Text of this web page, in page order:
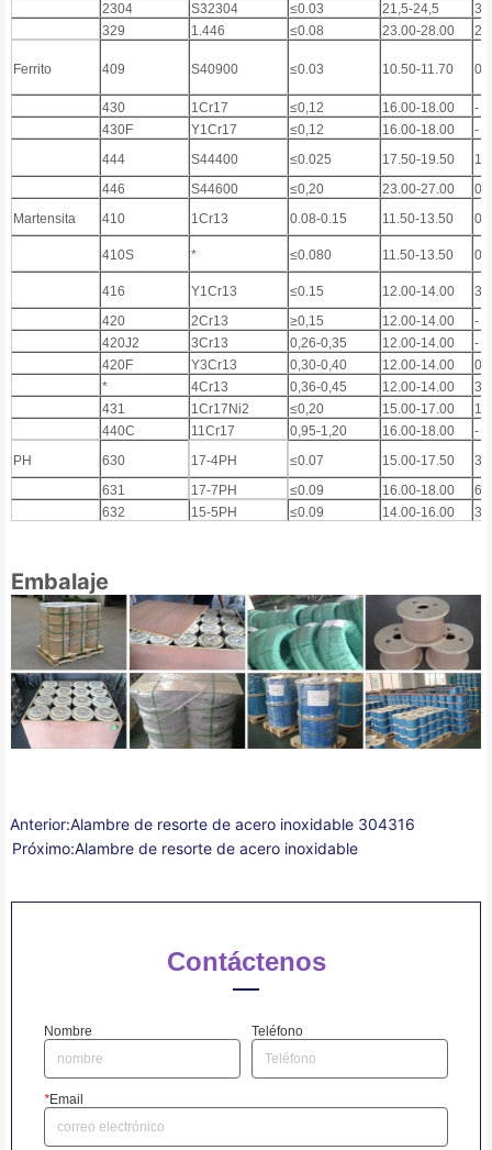
2304
S32304 ≤0.03 21,5-24,5
329
1.446 ≤0.08 23.00-28.00
Ferrito 409 S40900 ≤0.03 10.50-11.70
430 1Cr17 ≤0,12 16.00-18.00
-
430F
Y1Cr17 ≤0,12 16.00-18.00
-
444
S44400 ≤0.025 17.50-19.50
1
446
S44600 ≤0,20 23.00-27.00
Martensita
410 1Cr13 0.08-0.15 11.50-13.50
410S * ≤0.080 11.50-13.50
416 Y1Cr13 ≤0.15 12.00-14.00
3)
420
2Cr13 ≥0,15 12.00-14.00
-
420J2
3Cr13 0,26-0,35 12.00-14.00
-
420F
Y3Cr13 0,30-0,40 12.00-14.00
*
4Cr13 0,36-0,45 12.00-14.00
3)
431
1Cr17Ni2 ≤0,20 15.00-17.00
440C
11Cr17 0,95-1,20 16.00-18.00
-
PH
630 17-4PH ≤0.07 15.00-17.50
631
17-7PH ≤0.09 16.00-18.00
632
15-5PH ≤0.09 14.00-16.00
Embalaje
Anterior:Alambre de resorte de acero inoxidable 304316
Próximo:Alambre de resorte de acero inoxidable
Contáctenos
Nombre Teléfono
*Email